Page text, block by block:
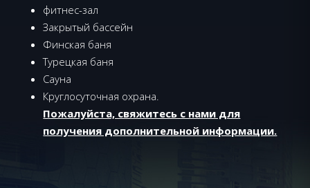
фитнес-зал
Закрытый бассейн
Финская баня
Турецкая баня
Сауна
Круглосуточная охрана.
Пожалуйста, свяжитесь с нами для
получения дополнительной информации.